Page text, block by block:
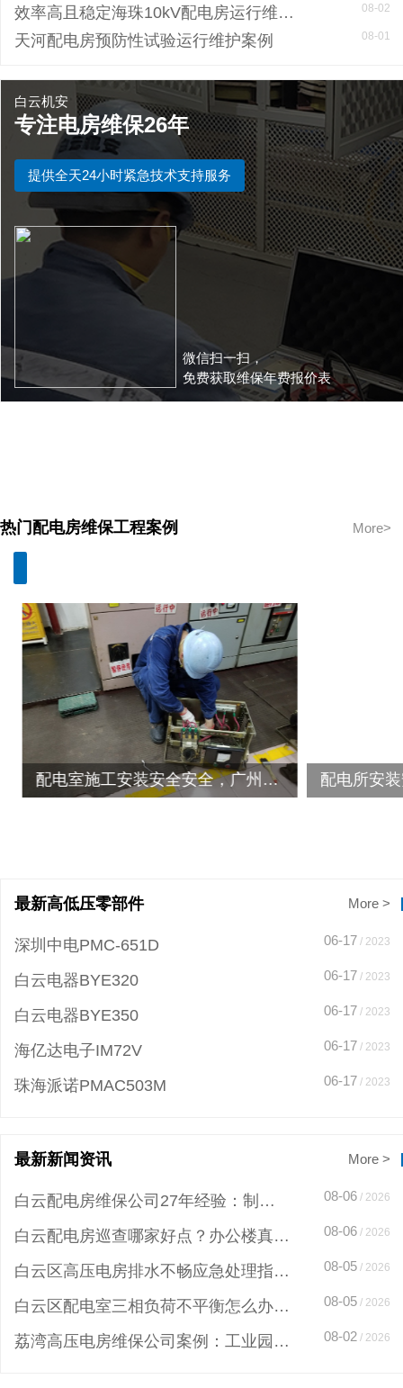
效率高且稳定海珠10kV配电房运行维护服务，减小问题可能性 08-02
天河配电房预防性试验运行维护案例 08-01
白云机安
专注电房维保26年
提供全天24小时紧急技术支持服务
微信扫一扫，
免费获取维保年费报价表
热门配电房维保工程案例 More>
配电室施工安装安全安全，广州荔湾航空航天工程安全化配电室变压器检修服务案例
最新高低压零部件 More >
深圳中电PMC-651D 06-17 / 2023
白云电器BYE320 06-17 / 2023
白云电器BYE350 06-17 / 2023
海亿达电子IM72V 06-17 / 2023
珠海派诺PMAC503M 06-17 / 2023
最新新闻资讯 More >
白云配电房维保公司27年经验：制造企业3天完成应急抢修案例 08-06 / 2026
白云配电房巡查哪家好点？办公楼真实维保案例揭秘专业流程 08-06 / 2026
白云区高压电房排水不畅应急处理指南：24小时抢修确保电力安全 08-05 / 2026
白云区配电室三相负荷不平衡怎么办？专业技术团队24小时应急抢修，避免事故守护电力安全 08-05 / 2026
荔湾高压电房维保公司案例：工业园区7天解决20年老旧电房隐患 08-02 / 2026